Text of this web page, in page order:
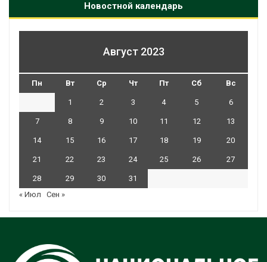
Новостной календарь
Август 2023
Пн Вт Ср Чт Пт Сб Вс
1 2 3 4 5 6
7 8 9 10 11 12 13
14 15 16 17 18 19 20
21 22 23 24 25 26 27
28 29 30
31
« Июл
Сен »